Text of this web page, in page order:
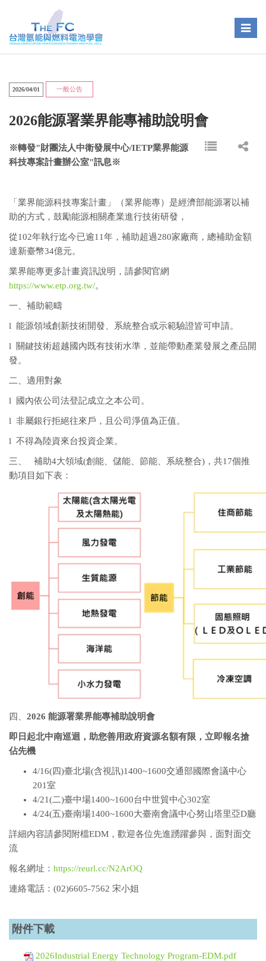
Toggle
2026/04/01 一般公告
2026能源署業界能專補助說明會
※轉發"財團法人中衛發展中心/IETP業界能源
科技專案計畫辦公室"訊息※
「業界能源科技專案計畫」（業界能專）是經濟部能源署以補
助的方式，鼓勵能源相關產業進行技術研發，
從102年執行迄今已逾11年，補助超過280家廠商，總補助金額
達新臺幣34億元。
業界能專更多計畫資訊說明，請參閱官網
https://www.etp.org.tw/。
一、補助範疇
l 能源領域創新技術開發、系統整合或示範驗證皆可申請。
l 關鍵技術超越國內既有技術水準，並能帶動產業發展之產品開
發。
二、適用對象
l 國內依公司法登記成立之本公司。
l 非屬銀行拒絕往來戶，且公司淨值為正值。
l 不得為陸資來台投資企業。
三、 補助4大領域(創能、儲能、節能、系統整合)，共17個推
動項目如下表：
四、 2026 能源署業界能專補助說明會
即日起北中南巡迴，助您善用政府資源名額有限，立即報名搶
佔先機
4/16(四)臺北場(含視訊)1400~1600交通部國際會議中心
201室
4/21(二)臺中場1400~1600台中世貿中心302室
4/24(五)臺南場1400~1600大臺南會議中心努山塔里亞D廳
詳細內容請參閱附檔EDM，歡迎各位先進踴躍參與，面對面交
流
報名網址： https://reurl.cc/N2ArOQ
連絡電話： (02)6605-7562 宋小姐
附件下載
2026Industrial Energy Technology Program-EDM.pdf